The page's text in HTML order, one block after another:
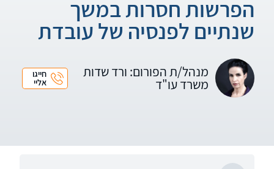
הפרשות חסרות במשך
שנתיים לפנסיה של עובדת
מנהל/ת הפורום: ורד שדות
משרד עו"ד
חייגו
אליי